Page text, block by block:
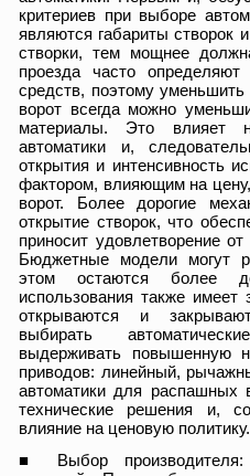
критериев при выборе
являются габариты
створки, тем мощнее
проезда часто определяют
средств, поэтому
ворот всегда можно
материалы. Это влияет
автоматики и,
открытия и интенсивность
фактором, влияющим на цену,
ворот. Более дорогие
открытие створок, что
приносит удовлетворение
Бюджетные модели могут
этом остаются более
использования также
открываются и
выбирать
выдерживать повышенную
приводов: линейный,
автоматики для распашных
технические решения и,
влияние на ценовую политику.
■ Выбор производителя: